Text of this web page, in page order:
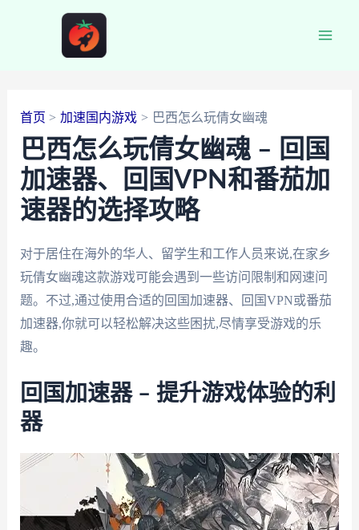
首页 加速国内游戏 巴西怎么玩倩女幽魂
巴西怎么玩倩女幽魂 – 回国
加速器、回国VPN和番茄加
速器的选择攻略
对于居住在海外的华人、留学生和工作人员来说,在家乡
玩倩女幽魂这款游戏可能会遇到一些访问限制和网速问
题。不过,通过使用合适的回国加速器、回国VPN或番茄
加速器,你就可以轻松解决这些困扰,尽情享受游戏的乐
趣。
回国加速器 – 提升游戏体验的利
器